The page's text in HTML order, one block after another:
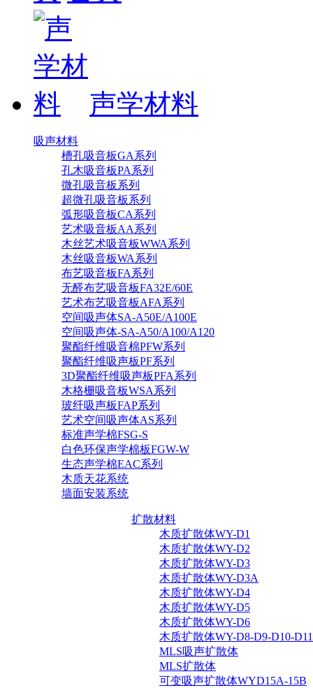
声学材料
吸声材料
槽孔吸音板GA系列
孔木吸音板PA系列
微孔吸音板系列
超微孔吸音板系列
弧形吸音板CA系列
艺术吸音板AA系列
木丝艺术吸音板WWA系列
木丝吸音板WA系列
布艺吸音板FA系列
无醛布艺吸音板FA32E/60E
艺术布艺吸音板AFA系列
空间吸声体SA-A50E/A100E
空间吸声体-SA-A50/A100/A120
聚酯纤维吸音棉PFW系列
聚酯纤维吸声板PF系列
3D聚酯纤维吸声板PFA系列
木格栅吸音板WSA系列
玻纤吸声板FAP系列
艺术空间吸声体AS系列
标准声学棉FSG-S
白色环保声学棉板FGW-W
生态声学棉EAC系列
木质天花系统
墙面安装系统
扩散材料
木质扩散体WY-D1
木质扩散体WY-D2
木质扩散体WY-D3
木质扩散体WY-D3A
木质扩散体WY-D4
木质扩散体WY-D5
木质扩散体WY-D6
木质扩散体WY-D8-D9-D10-
MLS吸声扩散体
MLS扩散体
可变吸声扩散体WYD15A-15B